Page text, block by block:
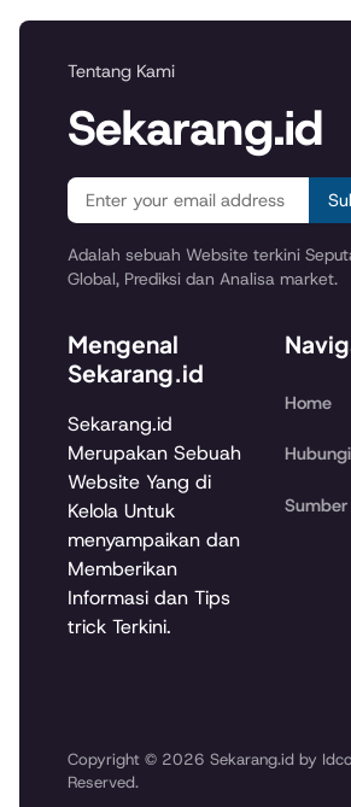
Tentang Kami
Sekarang.id
Adalah sebuah Website terkini
Global, Prediksi dan Analisa market.
Mengenal
Sekarang.id
Sekarang.id
Merupakan Sebuah
Website Yang di
Kelola Untuk
menyampaikan dan
Memberikan
Informasi dan Tips
trick Terkini.
Home
Copyright © 2026 Sekarang.id by
Reserved.